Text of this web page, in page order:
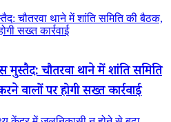
चौतरवा थाने में शांति समिति की बैठक,
सख्त कार्रवाई
चौतरवा थाने में शांति समिति
वालों पर होगी सख्त कार्रवाई